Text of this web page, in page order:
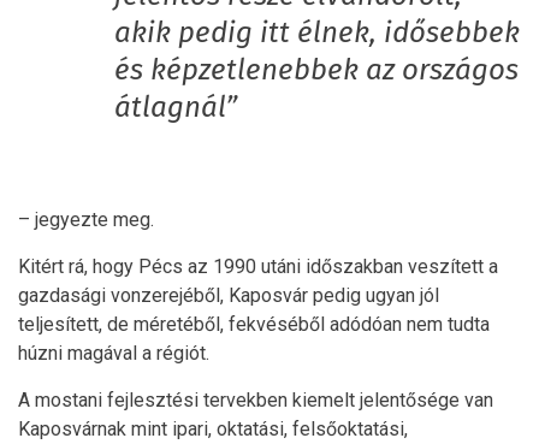
akik pedig itt élnek, idősebbek
és képzetlenebbek az országos
átlagnál”
– jegyezte meg.
Kitért rá, hogy Pécs az 1990 utáni időszakban veszített a
gazdasági vonzerejéből, Kaposvár pedig ugyan jól
teljesített, de méretéből, fekvéséből adódóan nem tudta
húzni magával a régiót.
A mostani fejlesztési tervekben kiemelt jelentősége van
Kaposvárnak mint ipari, oktatási, felsőoktatási,